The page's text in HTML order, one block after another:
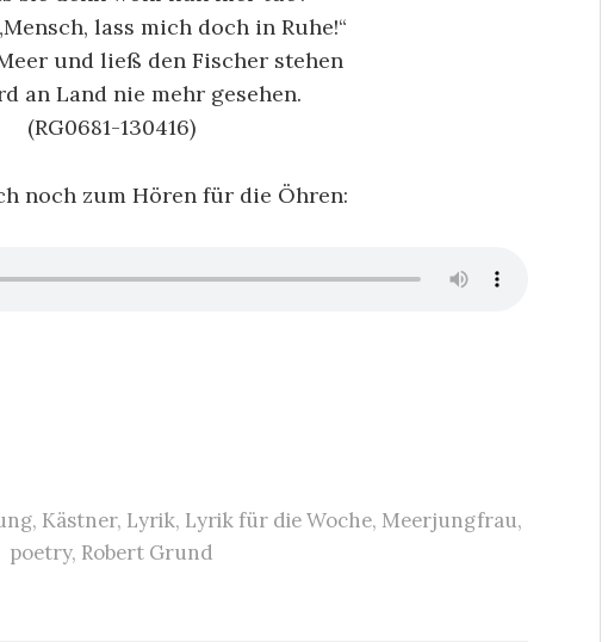
lass mich doch in Ruhe!“
und ließ den Fischer stehen
an Land nie mehr gesehen.
(RG0681-130416)
noch zum Hören für die Öhren:
, Kästner, Lyrik, Lyrik für die Woche, Meerjungfrau,
poetry, Robert Grund